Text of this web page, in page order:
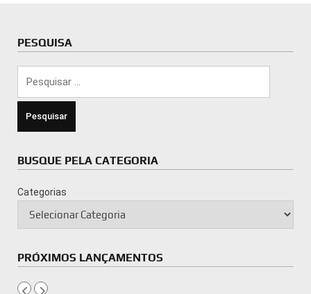
PESQUISA
BUSQUE PELA CATEGORIA
Categorias
PRÓXIMOS LANÇAMENTOS